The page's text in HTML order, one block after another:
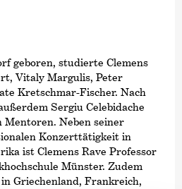
geboren, studierte Clemens
Vitaly Margulis, Peter
Kretschmar-Fischer. Nach
Sergiu Celebidache
Neben seiner
Konzerttätigkeit in
ist Clemens Rave Professor
Münster. Zudem
Griechenland, Frankreich,